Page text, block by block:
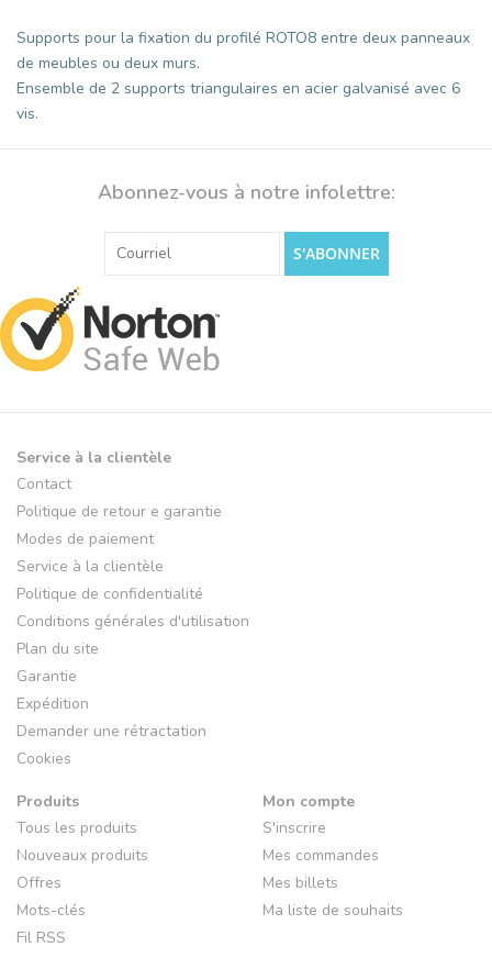
Supports pour la fixation du profilé ROTO8 entre deux panneaux
de meubles ou deux murs.
Ensemble de 2 supports triangulaires en acier galvanisé avec 6
vis.
Abonnez-vous à notre infolettre:
S'ABONNER
Service à la clientèle
Contact
Politique de retour e garantie
Modes de paiement
Service à la clientèle
Politique de confidentialité
Conditions générales d'utilisation
Plan du site
Garantie
Expédition
Demander une rétractation
Cookies
Produits
Tous les produits
Nouveaux produits
Offres
Mots-clés
Fil RSS
Mon compte
S'inscrire
Mes commandes
Mes billets
Ma liste de souhaits